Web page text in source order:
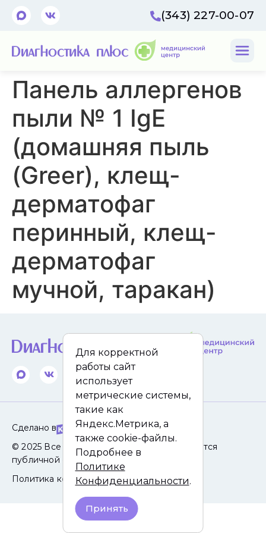
(343) 227-00-07
Панель аллергенов
пыли № 1 IgE
(домашняя пыль
(Greer), клещ-
дерматофаг
перинный, клещ-
дерматофаг
мучной, таракан)
Сделано в
© 2025 Все права защищены. Сайт не является
публичной офертой.
Политика конфиденциальности
Для корректной
работы сайт
использует
метрические системы,
такие как
Яндекс.Метрика, а
также cookie-файлы.
Подробнее в
Политике
Конфиденциальности.
Принять